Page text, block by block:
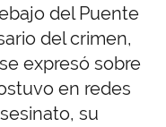
del Puente
del crimen,
expresó sobre
en redes
su